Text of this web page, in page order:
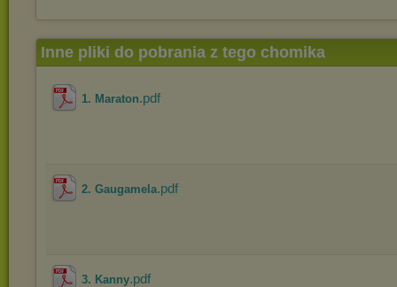
Inne pliki do pobrania z tego chomika
1. Maraton.pdf
2. Gaugamela.pdf
3. Kanny.pdf